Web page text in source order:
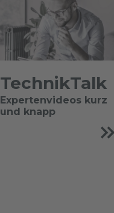
TechnikTalk
Expertenvideos kurz
und knapp